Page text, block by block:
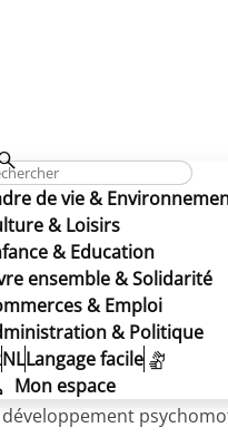
de vie &
& Loisirs
& Education
ensemble & Solidarité
& Emploi
& Politique
NLLangage facile
Mon espace
&
Culture & Loisirs
Annuaire des
de 2 ans 1/2 à 6
tout autour d'une